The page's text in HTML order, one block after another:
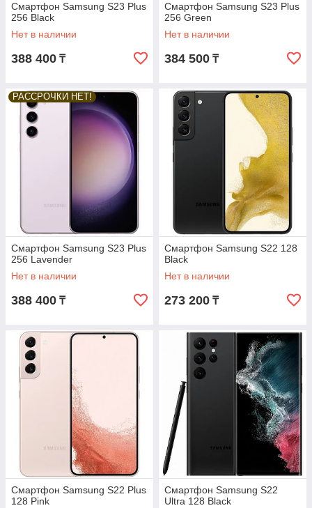
Смартфон Samsung S23 Plus
256 Black
Нет в наличии
388 400 ₸
Смартфон Samsung S23 Plus
256 Green
Нет в наличии
384 500 ₸
РАССРОЧКИ НЕТ!
Смартфон Samsung S23 Plus
256 Lavender
Нет в наличии
388 400 ₸
Смартфон Samsung S22 128
Black
Нет в наличии
273 200 ₸
Смартфон Samsung S22 Plus
128 Pink
Смартфон Samsung S22
Ultra 128 Black